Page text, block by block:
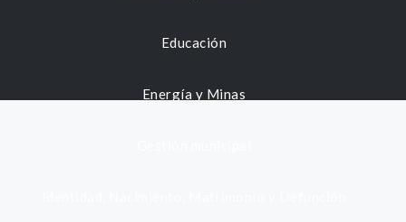
Educación
Energía y Minas